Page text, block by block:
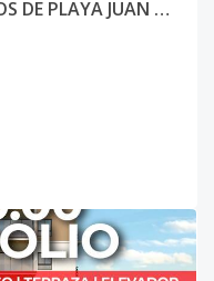
APARTAMENTO A 250 METROS DE PLAYA JUAN DOLIO